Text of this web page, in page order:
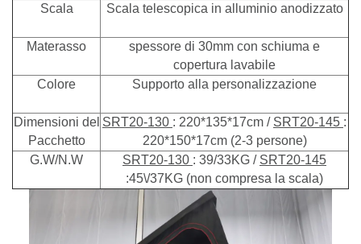
Scala
Scala telescopica in alluminio anodizzato
Materasso
spessore di 30mm con schiuma e
copertura lavabile
Colore
Supporto alla personalizzazione
Dimensioni del
Pacchetto
SRT20-130 : 220*135*17cm / SRT20-145 :
220*150*17cm (2-3 persone)
G.W/N.W
SRT20-130 : 39/33KG / SRT20-145
:45\/37KG (non compresa la scala)